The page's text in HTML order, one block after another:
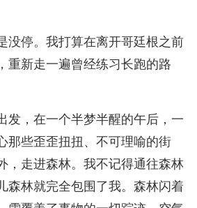
没停。我打算在离开哥廷根之前
重新走一遍曾经练习长跑的路
发，在一个半梦半醒的午后，一
那些歪歪扭扭、不可理喻的街
，走进森林。我不记得通往森林
森林就完全包围了我。森林闪着